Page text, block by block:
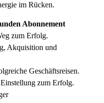
im Rücken.
Abonnement
zum Erfolg.
Akquisition und
Geschäftsreisen.
zum Erfolg.